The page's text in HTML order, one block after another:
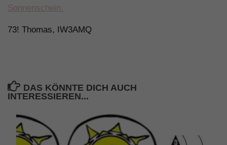
Sonnenschein.
73! Thomas, IW3AMQ
DAS KÖNNTE DICH AUCH
INTERESSIEREN...